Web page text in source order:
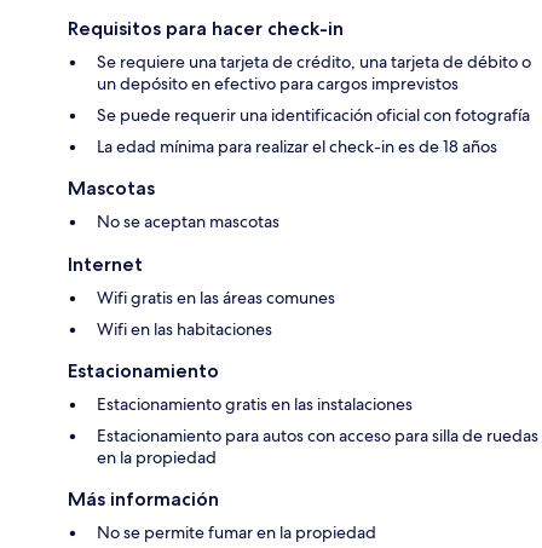
Requisitos para hacer check-in
Se requiere una tarjeta de crédito, una tarjeta de débito o
un depósito en efectivo para cargos imprevistos
Se puede requerir una identificación oficial con fotografía
La edad mínima para realizar el check-in es de 18 años
Mascotas
No se aceptan mascotas
Internet
Wifi gratis en las áreas comunes
Wifi en las habitaciones
Estacionamiento
Estacionamiento gratis en las instalaciones
Estacionamiento para autos con acceso para silla de ruedas
en la propiedad
Más información
No se permite fumar en la propiedad